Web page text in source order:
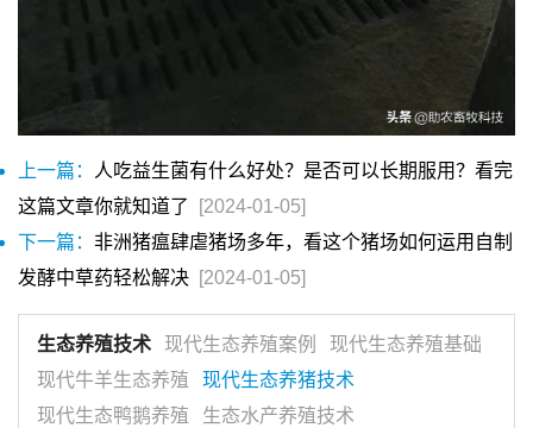
上一篇：
人吃益生菌有什么好处？是否可以长期服用？看完
这篇文章你就知道了
[2024-01-05]
下一篇： 非洲猪瘟肆虐猪场多年，看这个猪场如何运用自制
发酵中草药轻松解决 [2024-01-05]
生态养殖技术 现代生态养殖案例
现代生态养殖基础
现代牛羊生态养殖
现代生态养猪技术
现代生态鸭鹅养殖
生态水产养殖技术